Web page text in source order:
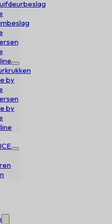
by
by